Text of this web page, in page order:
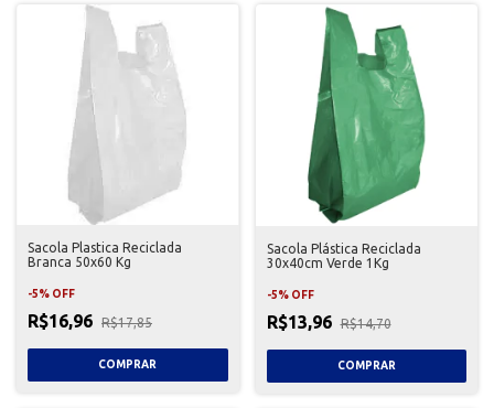
Sacola Plastica Reciclada
Branca 50x60 Kg
-5% OFF
R$16,96 R$17,85
Sacola Plástica Reciclada
30x40cm Verde 1Kg
-5% OFF
R$13,96 R$14,70